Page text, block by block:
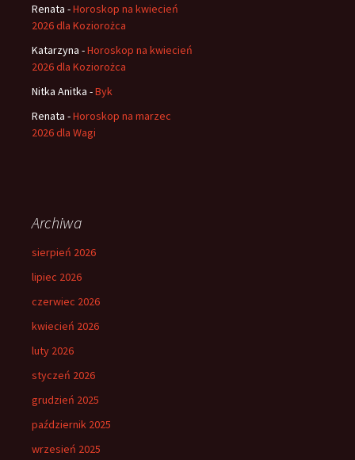
Renata -Horoskop na kwiecień
2026 dla Koziorożca
Katarzyna -Horoskop na kwiecień
2026 dla Koziorożca
Nitka Anitka -Byk
Renata -Horoskop na marzec
2026 dla Wagi
Archiwa
sierpień 2026
lipiec 2026
czerwiec 2026
kwiecień 2026
luty 2026
styczeń 2026
grudzień 2025
październik 2025
wrzesień 2025